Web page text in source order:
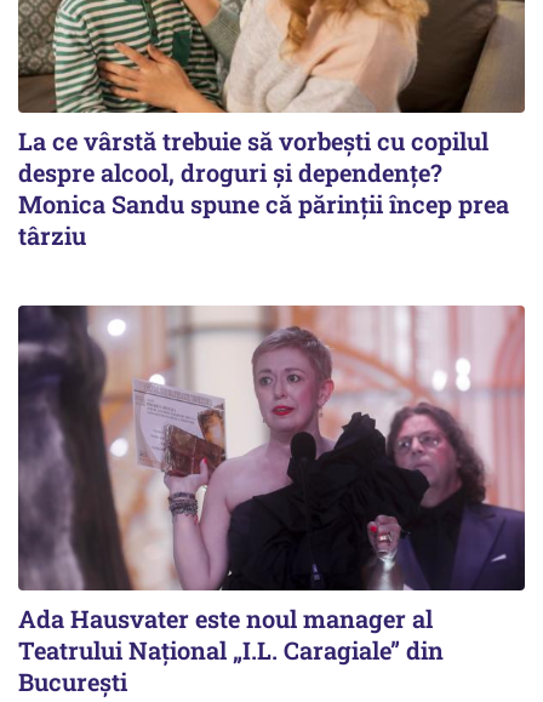
La ce vârstă trebuie să vorbești cu copilul
despre alcool, droguri și dependențe?
Monica Sandu spune că părinții încep prea
târziu
Ada Hausvater este noul manager al
Teatrului Național „I.L. Caragiale” din
București